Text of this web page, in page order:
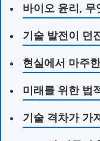
바이오 윤리,
기술 발전이 던
현실에서 마주
미래를 위한 법
기술 격차가 가